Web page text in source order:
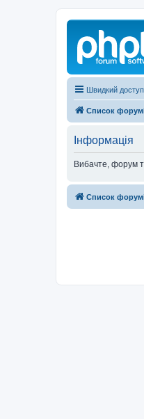
Швидкий доступ
Список
Інформація
Вибачте, форум
Список